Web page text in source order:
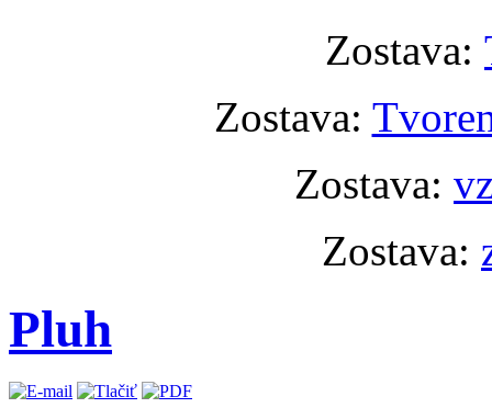
Zostava:
Zostava:
Zostava:
Zostava:
Pluh